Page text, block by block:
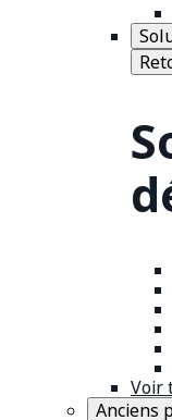
Voir
Anciens